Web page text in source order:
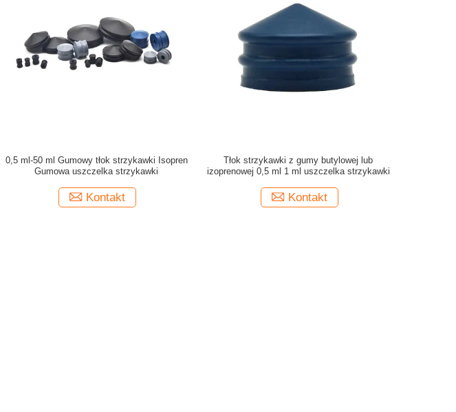
0,5 ml-50 ml Gumowy tłok strzykawki Isopren
Gumowa uszczelka strzykawki
Kontakt
Tłok strzykawki z gumy butylowej lub
izoprenowej 0,5 ml 1 ml uszczelka strzykawki
Kontakt